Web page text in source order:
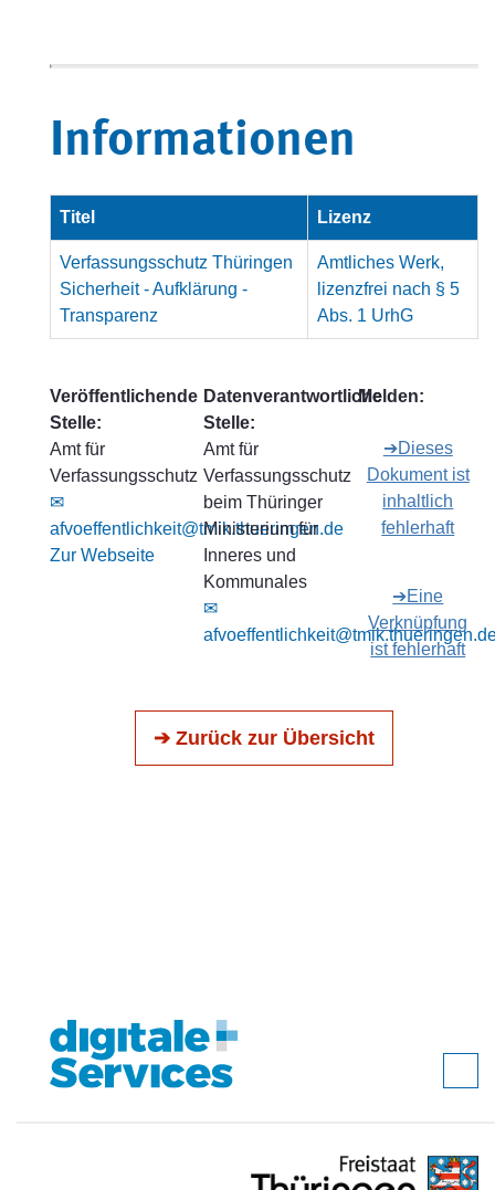
Informationen
Titel Lizenz
Verfassungsschutz Thüringen
Sicherheit - Aufklärung -
Transparenz
Amtliches Werk,
lizenzfrei nach § 5
Abs. 1 UrhG
Veröffentlichende
Stelle:
Amt für
Verfassungsschutz
✉
afvoeffentlichkeit@tmik.thueringen.de
Zur Webseite
Datenverantwortliche
Stelle:
Amt für
Verfassungsschutz
beim Thüringer
Ministerium für
Inneres und
Kommunales
✉
Melden:
➔Dieses
Dokument ist
inhaltlich
fehlerhaft
➔Eine
Verknüpfung
ist fehlerhaft
➔ Zurück zur Übersicht